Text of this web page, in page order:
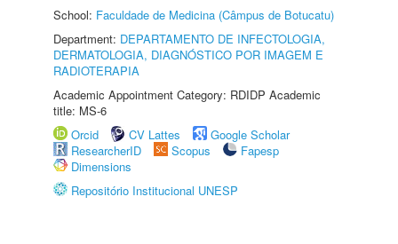
School: Faculdade de Medicina (Câmpus de Botucatu)
Department: DEPARTAMENTO DE INFECTOLOGIA,
DERMATOLOGIA, DIAGNÓSTICO POR IMAGEM E
RADIOTERAPIA
Academic Appointment Category: RDIDP Academic
title: MS-6
Orcid
CV Lattes
Google Scholar
ResearcherID
Scopus
Fapesp
Dimensions
Repositório Institucional UNESP